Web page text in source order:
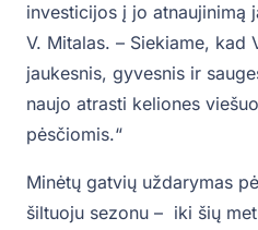
investicijos į jo atnaujinimą
V. Mitalas. – Siekiame, kad
jaukesnis, gyvesnis ir
naujo atrasti keliones
pėsčiomis.“
Minėtų gatvių uždarymas
šiltuoju sezonu – iki šių